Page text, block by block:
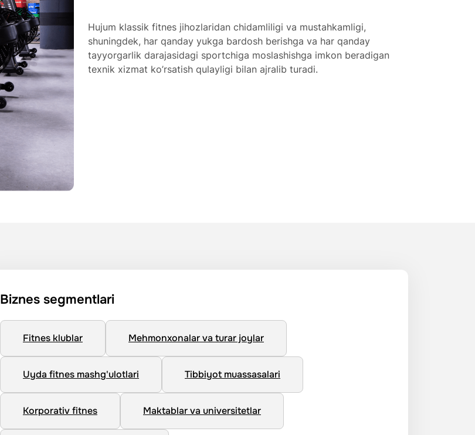
Hujum klassik fitnes jihozlaridan chidamliligi va mustahkamligi,
shuningdek, har qanday yukga bardosh berishga va har qanday
tayyorgarlik darajasidagi sportchiga moslashishga imkon beradigan
texnik xizmat ko’rsatish qulayligi bilan ajralib turadi.
Biznes segmentlari
Fitnes klublar Mehmonxonalar va turar joylar
Uyda fitnes mashg'ulotlari Tibbiyot muassasalari
Korporativ fitnes Maktablar va universitetlar